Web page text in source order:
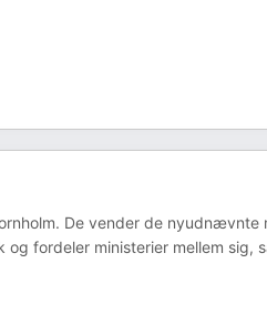
De vender de
fordeler ministerier mellem sig,